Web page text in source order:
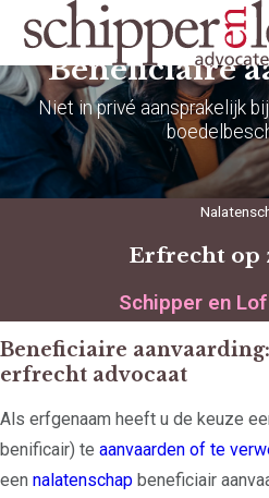
Beneficiaire
Niet in privé aansprakelijk
Erfrecht op
Schipper en
Beneficiaire
erfrecht advocaat
Als erfgenaam heeft u de keuze
benificair) te aanvaarden of te
een nalatenschap beneficiair